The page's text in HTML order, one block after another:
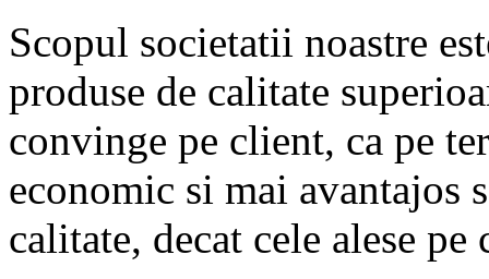
Scopul societatii noastre
produse de calitate
convinge pe client, ca pe
economic si mai avantajos
calitate, decat cele alese